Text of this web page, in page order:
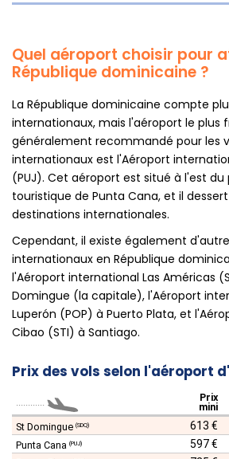
Quel aéroport choisir pour
République dominicaine ?
La République dominicaine compte
internationaux, mais l'aéroport le plus
généralement recommandé pour les
internationaux est l'Aéroport
(PUJ). Cet aéroport est situé à l'est du
touristique de Punta Cana, et il
destinations internationales.
Cependant, il existe également
internationaux en République
l'Aéroport international Las Américas
Domingue (la capitale), l'Aéroport
Luperón (POP) à Puerto Plata, et
Cibao (STI) à Santiago.
Prix des vols selon l'aéroport
Prix
mini
St Domingue (SDQ) 613 €
Punta Cana (PUJ) 597 €